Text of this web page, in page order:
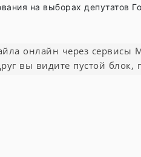
на выборах депутатов
онлайн через сервисы
вы видите пустой блок,